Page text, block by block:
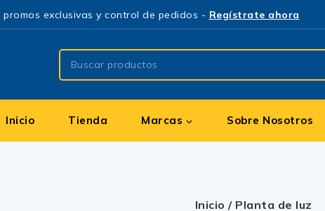
promos exclusivas y control de pedidos - Regístrate ahora
Inicio Tienda Marcas Sobre Nosotros
Inicio / Planta de luz